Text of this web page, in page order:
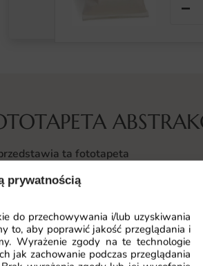
prywatnością
do przechowywania i/lub uzyskiwania
to, aby poprawić jakość przeglądania i
Wyrażenie zgody na te technologie
jak zachowanie podczas przeglądania
−
ta fototapeta
Abstrakcyjny Hip Hop to
kolory i nowoczesne wzory.
geometrycznymi kształtami oraz
jej niezwykłej ekspresji. To idealna
którzy chcą wnieść do swojego
zacięcia.